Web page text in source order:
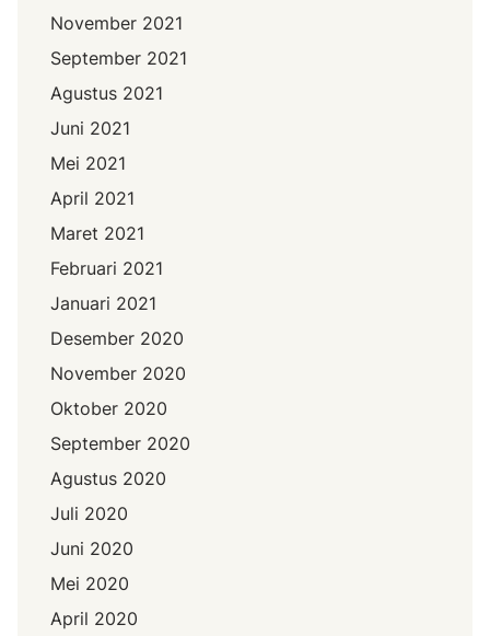
November 2021
September 2021
Agustus 2021
Juni 2021
Mei 2021
April 2021
Maret 2021
Februari 2021
Januari 2021
Desember 2020
November 2020
Oktober 2020
September 2020
Agustus 2020
Juli 2020
Juni 2020
Mei 2020
April 2020